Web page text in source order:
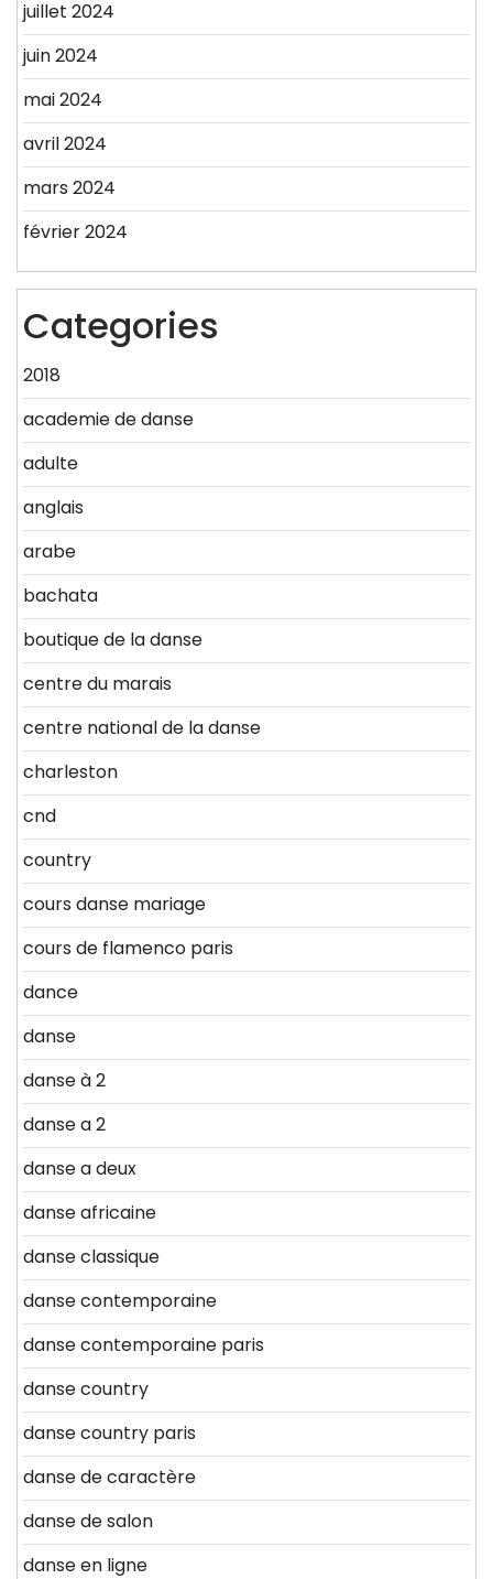
juillet 2024
juin 2024
mai 2024
avril 2024
mars 2024
février 2024
Categories
2018
academie de danse
adulte
anglais
arabe
bachata
boutique de la danse
centre du marais
centre national de la danse
charleston
cnd
country
cours danse mariage
cours de flamenco paris
dance
danse
danse à 2
danse a 2
danse a deux
danse africaine
danse classique
danse contemporaine
danse contemporaine paris
danse country
danse country paris
danse de caractère
danse de salon
danse en ligne